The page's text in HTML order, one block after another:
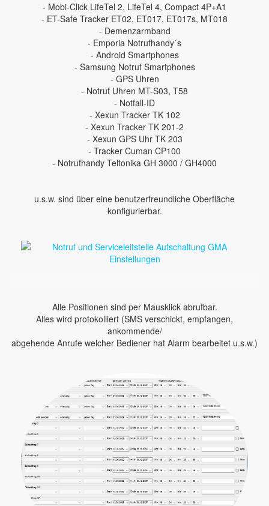
- Mobi-Click LifeTel 2, LifeTel 4, Compact 4P+A1
- ET-Safe Tracker ET02, ET017, ET017s, MT018
- Demenzarmband
- Emporia Notrufhandy´s
- Android Smartphones
- Samsung Notruf Smartphones
- GPS Uhren
- Notruf Uhren MT-S03, T58
- Notfall-ID
- Xexun Tracker TK 102
- Xexun Tracker TK 201-2
- Xexun GPS Uhr TK 203
- Tracker Cuman CP100
- Notrufhandy Teltonika GH 3000 / GH4000
u.s.w. sind über eine benutzerfreundliche Oberfläche
konfigurierbar.
Alle Positionen sind per Mausklick abrufbar.
Alles wird protokolliert (SMS verschickt, empfangen,
ankommende/
abgehende Anrufe welcher Bediener hat Alarm bearbeitet u.s.w.)